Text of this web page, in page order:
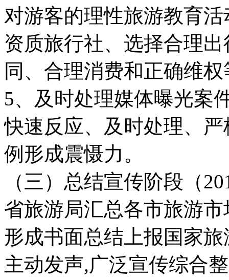
对游客的理性旅游教育
资质旅行社、选择合理
同、合理消费和正确维权
5、及时处理媒体曝光案
快速反应、及时处理、
例形成震慑力。
（三）总结宣传阶段（
省旅游局汇总各市旅游
形成书面总结上报国家
主动发声,广泛宣传综合